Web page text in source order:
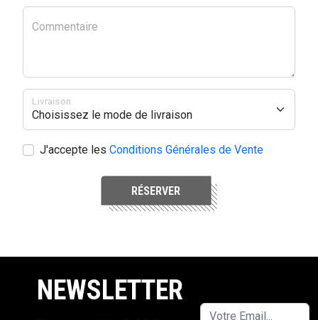
Commentaire
Livraison
J'accepte les Conditions Générales de Vente
RÉSERVER
NEWSLETTER